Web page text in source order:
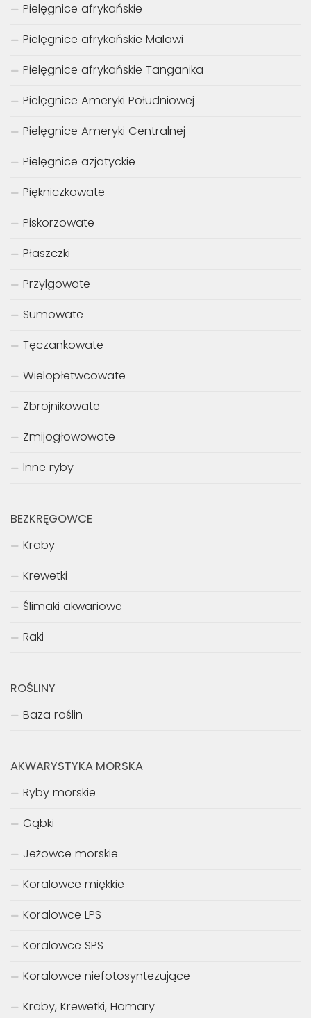
Pielęgnice afrykańskie
Pielęgnice afrykańskie Malawi
Pielęgnice afrykańskie Tanganika
Pielęgnice Ameryki Południowej
Pielęgnice Ameryki Centralnej
Pielęgnice azjatyckie
Piękniczkowate
Piskorzowate
Płaszczki
Przylgowate
Sumowate
Tęczankowate
Wielopłetwcowate
Zbrojnikowate
Żmijogłowowate
Inne ryby
BEZKRĘGOWCE
Kraby
Krewetki
Ślimaki akwariowe
Raki
ROŚLINY
Baza roślin
AKWARYSTYKA MORSKA
Ryby morskie
Gąbki
Jeżowce morskie
Koralowce miękkie
Koralowce LPS
Koralowce SPS
Koralowce niefotosyntezujące
Kraby, Krewetki, Homary